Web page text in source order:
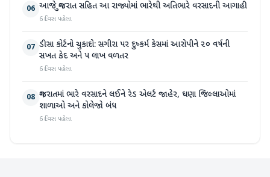
06 આજે ગુજરાત સહિત આ રાજ્યોમાં ભારેથી અતિભારે વરસાદની આગાહી
6 દિવસ પહેલા
07 ડીસા કોર્ટનો ચુકાદો: સગીરા પર દુષ્કર્મ કેસમાં આરોપીને ૨૦ વર્ષની
સખત કેદ અને ૫ લાખ વળતર
6 દિવસ પહેલા
08 ગુજરાતમાં ભારે વરસાદને લઈને રેડ એલર્ટ જાહેર, ઘણા જિલ્લાઓમાં
શાળાઓ અને કોલેજો બંધ
6 દિવસ પહેલા